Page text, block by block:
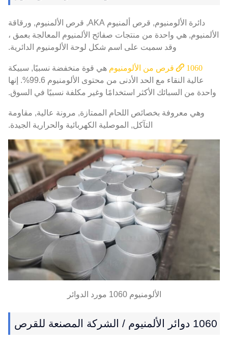
دائرة الألومنيوم, قرص ألمنيوم AKA, قرص الألمنيوم, ورقاقة
الألمنيوم, هي واحدة من منتجات صفائح الألمنيوم المعالجة بعمق ،
وقد سميت على اسم شكل لوحة الألومنيوم الدائرية.
1060 قرص من الألومنيوم
هي قوة منخفضة نسبيًا, سبيكة
عالية النقاء مع الحد الأدنى من محتوى الألومنيوم 99.6%. إنها
واحدة من السبائك الأكثر استخدامًا وغير مكلفة نسبيًا في السوق.
وهي معروفة بخصائص اللحام الممتازة, مرونة عالية, مقاومة
التآكل, الموصلية الكهربائية والحرارية الجيدة.
الألومنيوم 1060 مورد الدوائر
1060 دوائر الألمنيوم / الشركة المصنعة للقرص